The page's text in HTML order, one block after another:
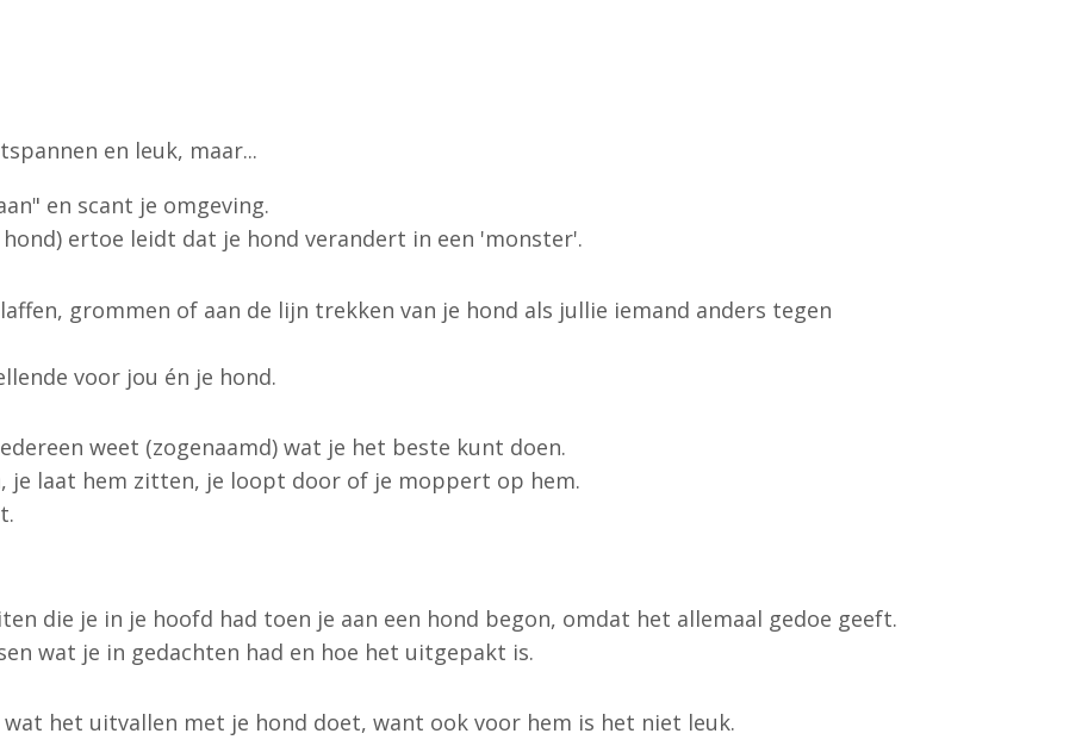
en leuk, maar...
en scant je omgeving.
ertoe leidt dat je hond verandert in een 'monster'.
grommen of aan de lijn trekken van je hond als jullie iemand anders tegen
voor jou én je hond.
weet (zogenaamd) wat je het beste kunt doen.
je laat hem zitten, je loopt door of je moppert op hem.
die je in je hoofd had toen je aan een hond begon, omdat het allemaal gedoe geeft.
wat je in gedachten had en hoe het uitgepakt is.
het uitvallen met je hond doet, want ook voor hem is het niet leuk.